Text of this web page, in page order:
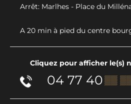
Arrêt: Marlhes - Place du
A 20 min à pied du centre
Cliquez pour afficher le(s)
04 77 40▒▒